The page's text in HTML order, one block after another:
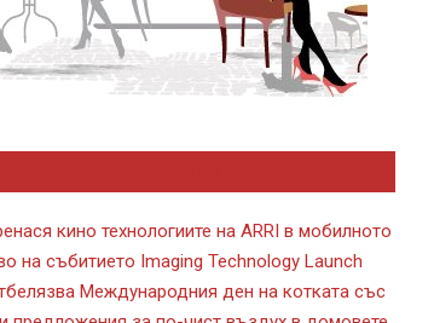
кино технологиите на ARRI в мобилното
на събитието Imaging Technology Launch
Международния ден на котката със